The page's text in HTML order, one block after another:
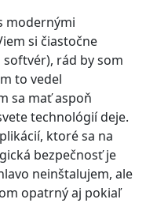
modernými
si čiastočne
rád by som
to vedel
sa mať aspoň
technológií deje.
ktoré sa na
bezpečnosť je
neinštalujem, ale
opatrný aj pokiaľ